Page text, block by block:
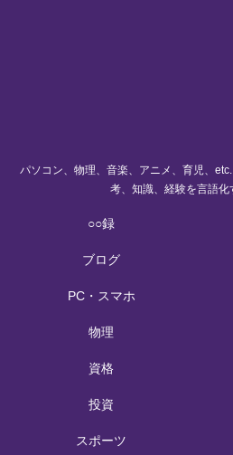
パソコン、物理、音楽、アニメ、育児、
考、知識、経験を言語化
○○録
ブログ
PC・スマホ
物理
資格
投資
スポーツ